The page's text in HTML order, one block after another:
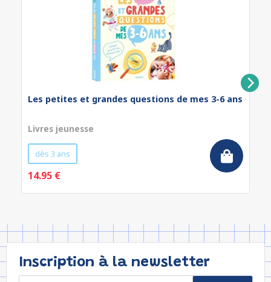
Les petites et grandes questions de mes 3-6 ans
Livres jeunesse
dès 3 ans
14.95 €
Inscription à la newsletter